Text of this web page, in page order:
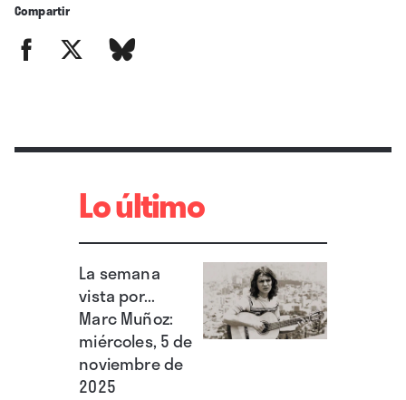
Compartir
Lo último
La semana
vista por...
Marc Muñoz:
miércoles, 5 de
noviembre de
2025